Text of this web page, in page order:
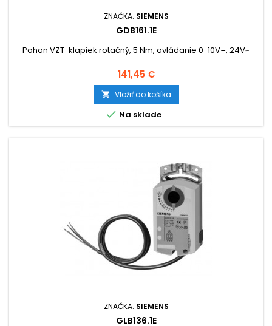
ZNAČKA: SIEMENS
GDB161.1E
Pohon VZT-klapiek rotačný, 5 Nm, ovládanie 0-10V=, 24V~
Cena
141,45 €
 Vložiť do košíka
 Na sklade
ZNAČKA: SIEMENS
GLB136.1E